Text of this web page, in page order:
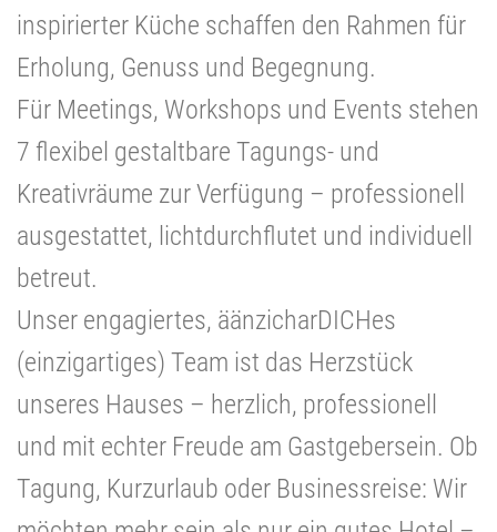
inspirierter Küche schaffen den Rahmen für
Erholung, Genuss und Begegnung.
Für Meetings, Workshops und Events stehen
7 flexibel gestaltbare Tagungs- und
Kreativräume zur Verfügung – professionell
ausgestattet, lichtdurchflutet und individuell
betreut.
Unser engagiertes, äänzicharDICHes
(einzigartiges) Team ist das Herzstück
unseres Hauses – herzlich, professionell
und mit echter Freude am Gastgebersein. Ob
Tagung, Kurzurlaub oder Businessreise: Wir